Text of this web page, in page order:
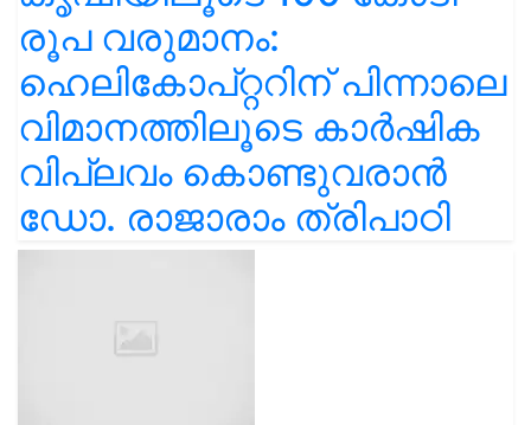
രൂപ വരുമാനം:
ഹെലികോപ്റ്ററിന് പിന്നാലെ
വിമാനത്തിലൂടെ കാർഷിക
വിപ്ലവം കൊണ്ടുവരാൻ
ഡോ. രാജാരാം ത്രിപാഠി